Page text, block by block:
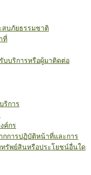
สบภัยธรรมชาติ
ที่
บบริการหรือผู้มาติดต่อ
ริการ
ค์กร
ากการปฏิบัติหน้าที่และการ
ทรัพย์สินหรือประโยชน์อื่นใด